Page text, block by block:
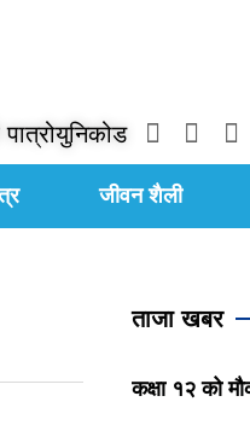
युनिकोड
जीवन शैली
ताजा खबर
कक्षा १२ को